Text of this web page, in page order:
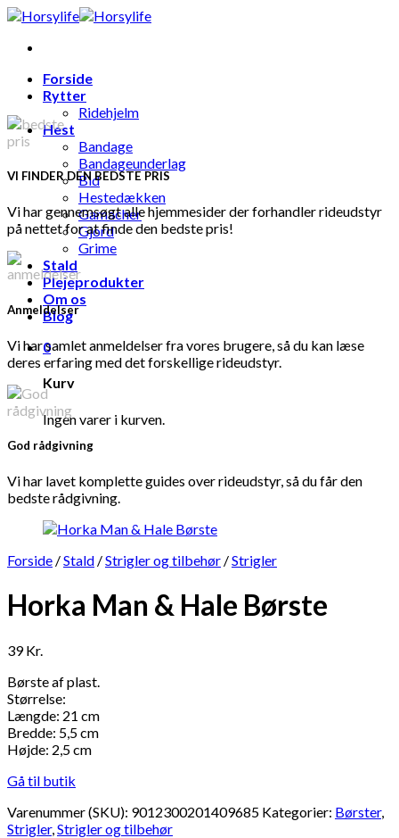
Skip
content
Forside
Rytter
Ridehjelm
Hest
Bandage
Bandageunderlag
Bid
Hestedækken
Gamacher
Gjord
Grime
Stald
Plejeprodukter
Om os
Blog
0
Kurv
Ingen varer i kurven.
VI FINDER DEN BEDSTE PRIS
Vi har gennemsøgt alle hjemmesider der forhandler rideudstyr
på nettet for at finde den bedste pris!
Anmeldelser
Vi har samlet anmeldelser fra vores brugere, så du kan læse
deres erfaring med det forskellige rideudstyr.
God rådgivning
Vi har lavet komplette guides over rideudstyr, så du får den
bedste rådgivning.
Forside /Stald /Strigler og tilbehør /Strigler
Horka Man & Hale Børste
39Kr.
Børste af plast.
Størrelse:
Længde: 21 cm
Bredde: 5,5 cm
Højde: 2,5 cm
Gå til butik
Varenummer (SKU): 9012300201409685 Kategorier: Børster,
Strigler,Strigler og tilbehør